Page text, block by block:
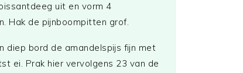
uit en vorm 4
Hak de pijnboompitten grof.
diep bord de amandelspijs fijn met
ei. Prak hier vervolgens 23 van de